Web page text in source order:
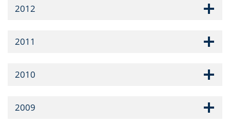
2012
2011
2010
2009